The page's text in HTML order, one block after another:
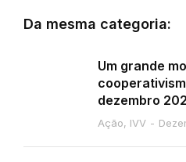
Da mesma categoria:
Um grande
dezembro
Ação, IVV